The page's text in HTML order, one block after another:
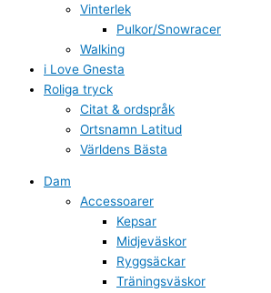
Vinterlek
Pulkor/Snowracer
Walking
i Love Gnesta
Roliga tryck
Citat & ordspråk
Ortsnamn Latitud
Världens Bästa
Dam
Accessoarer
Kepsar
Midjeväskor
Ryggsäckar
Träningsväskor